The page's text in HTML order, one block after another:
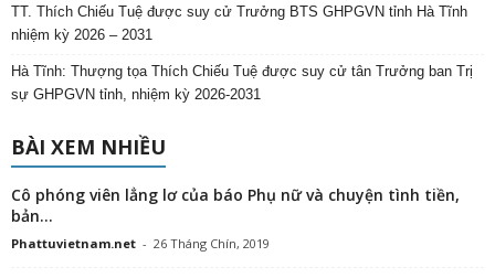
TT. Thích Chiếu Tuệ được suy cử Trưởng BTS GHPGVN tỉnh Hà Tĩnh
nhiệm kỳ 2026 – 2031
Hà Tĩnh: Thượng tọa Thích Chiếu Tuệ được suy cử tân Trưởng ban Trị
sự GHPGVN tỉnh, nhiệm kỳ 2026-2031
BÀI XEM NHIỀU
Cô phóng viên lẳng lơ của báo Phụ nữ và chuyện tình tiền,
bản...
Phattuvietnam.net - 26 Tháng Chín, 2019